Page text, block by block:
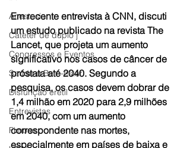
Anestesia
Cateter de duplo j
Congressos e Eventos
Saúde e Bem-estar
Disfunção erétil
Entrevistas
Fimose
Em recente entrevista à CNN, discuti
um estudo publicado na revista The
Lancet, que projeta um aumento
significativo nos casos de câncer de
próstata até 2040. Segundo a
pesquisa, os casos devem dobrar de
1,4 milhão em 2020 para 2,9 milhões
em 2040, com um aumento
correspondente nas mortes,
especialmente em países de baixa e